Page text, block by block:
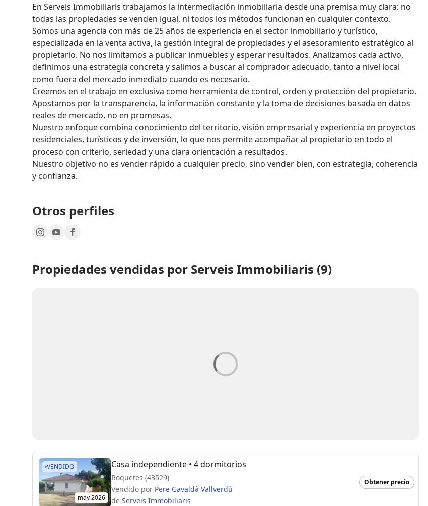
En Serveis Immobiliaris trabajamos la intermediación inmobiliaria desde una premisa muy clara: no
todas las propiedades se venden igual, ni todos los métodos funcionan en cualquier contexto.
Somos una agencia con más de 25 años de experiencia en el sector inmobiliario y turístico,
especializada en la venta activa, la gestión integral de propiedades y el asesoramiento estratégico al
propietario. No nos limitamos a publicar inmuebles y esperar resultados. Analizamos cada activo,
definimos una estrategia concreta y salimos a buscar al comprador adecuado, tanto a nivel local
como fuera del mercado inmediato cuando es necesario.
Creemos en el trabajo en exclusiva como herramienta de control, orden y protección del propietario.
Apostamos por la transparencia, la información constante y la toma de decisiones basada en datos
reales de mercado, no en promesas.
Nuestro enfoque combina conocimiento del territorio, visión empresarial y experiencia en proyectos
residenciales, turísticos y de inversión, lo que nos permite acompañar al propietario en todo el
proceso con criterio, seriedad y una clara orientación a resultados.
Nuestro objetivo no es vender rápido a cualquier precio, sino vender bien, con estrategia, coherencia
Otros perfiles
Propiedades vendidas por Serveis Immobiliaris (9)
VENDIDO
may 2026
Casa independiente • 4 dormitorios
Roquetes (43529)
Vendido por Pere Gavaldà Vallverdú
de Serveis Immobiliaris
Obtener precio